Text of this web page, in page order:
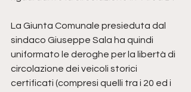
La Giunta Comunale presieduta dal
sindaco Giuseppe Sala ha quindi
uniformato le deroghe per la libertà di
circolazione dei veicoli storici
certificati (compresi quelli tra i 20 ed i